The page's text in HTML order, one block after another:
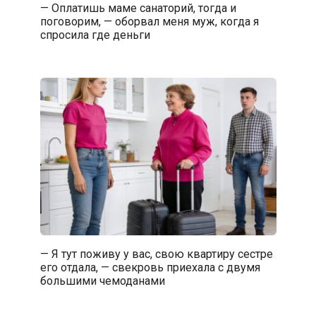
— Оплатишь маме санаторий, тогда и
поговорим, — оборвал меня муж, когда я
спросила где деньги
— Я тут поживу у вас, свою квартиру сестре
его отдала, — свекровь приехала с двумя
большими чемоданами